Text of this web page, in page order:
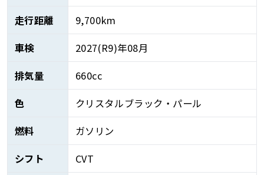
走行距離
9,700km
車検
2027(R9)年08月
排気量
660cc
色
クリスタルブラック・パール
燃料
ガソリン
シフト
CVT